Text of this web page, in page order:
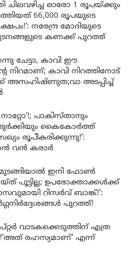
ചിലവഴിച്ച ഓരോ 1 രൂപയ്ക്കും
66,000 രൂപയുടെ
നരേന്ദ്ര മോദിയുടെ
കണക്ക് പുറത്ത്
ചേട്ടാ, കാവി ഈ
നിറമാണ്; കാവി നിറത്തിനോട്
അസഹിഷ്ണുത;വാ അടപ്പിച്ച്
നാറ്റോ’!; പാകിസ്താനും
കൈകോർത്ത്
രൂപീകരിക്കുന്നു!’:
വൻ കരാർ
ഇനി ഫോൺ
പൂട്ടില്ല; ഉപഭോക്താക്കൾക്ക്
റിസർവ് ബാങ്ക്!’:
പുറത്ത്!
വാടകക്കെടുത്തിന് എത്ര
രഹസ്യമാണ്’ എന്ന്